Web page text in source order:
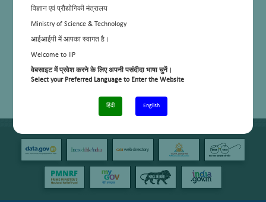
विज्ञान एवं प्रौद्योगिकी मंत्रालय
Ministry of Science & Technology
आईआईपी में आपका स्वागत है।
Welcome to IIP
वेबसाइट में प्रवेश करने के लिए अपनी पसंदीदा भाषा चुनें।
Select your Preferred Language to Enter the Website
हिंदी English